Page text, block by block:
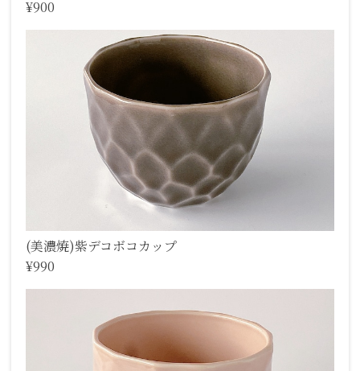
¥900
(美濃焼)紫デコボコカップ
¥990